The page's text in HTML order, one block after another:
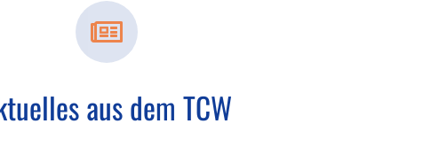
aus dem TCW